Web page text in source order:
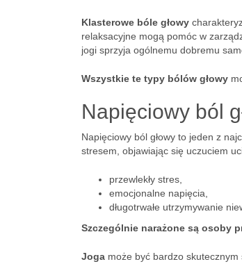
Klasterowe bóle głowy
relaksacyjne mogą pomóc w
jogi sprzyja ogólnemu dobremu
Wszystkie te typy bólów głowy
Napięciowy ból
Napięciowy ból głowy to jeden z
stresem, objawiając się uczuciem
przewlekły stres,
emocjonalne napięcia,
długotrwałe utrzymywanie
Szczególnie narażone są osoby
Joga może być bardzo skutecznym